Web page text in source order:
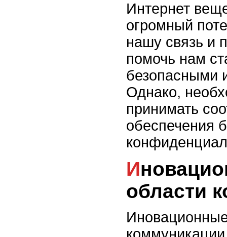
Интернет
огромный
нашу связь и
помочь нам
безопасными
Однако,
принимать
обеспечения
Иновационные технологии в
области